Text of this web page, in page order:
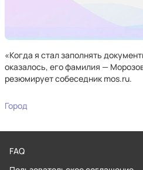
«Когда я стал заполнять
оказалось, его фамилия —
резюмирует собеседник mos.ru.
Город
FAQ